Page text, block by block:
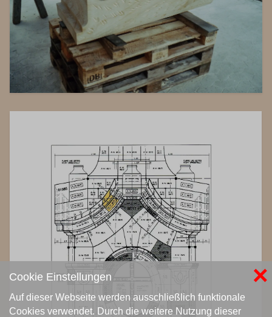
×
Cookie Einstellungen
Auf dieser Webseite werden ausschließlich funktionale
Cookies verwendet. Durch die weitere Nutzung dieser